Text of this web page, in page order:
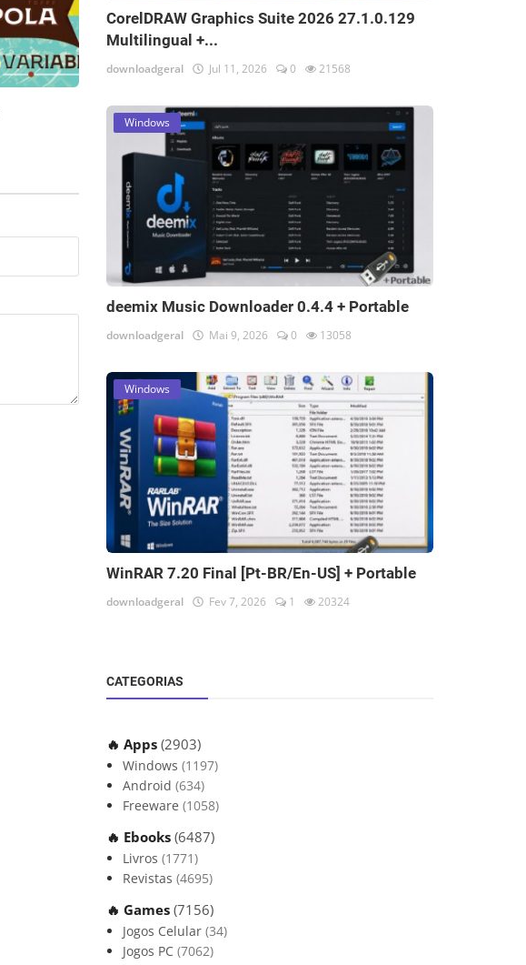
CorelDRAW Graphics Suite 2026 27.1.0.129
Multilingual +...
downloadgeral Jul 11, 2026 0 21568
Windows
deemix Music Downloader 0.4.4 + Portable
downloadgeral Mai 9, 2026 0 13058
Windows
WinRAR 7.20 Final [Pt-BR/En-US] + Portable
downloadgeral Fev 7, 2026 1 20324
CATEGORIAS
🔥 Apps (2903)
Windows (1197)
Android (634)
Freeware (1058)
🔥 Ebooks (6487)
Livros (1771)
Revistas (4695)
🔥 Games (7156)
Jogos Celular (34)
Jogos PC (7062)